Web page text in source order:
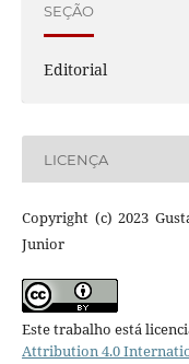
SEÇÃO
Editorial
LICENÇA
Copyright (c) 2023
Junior
Este trabalho está
Attribution 4.0